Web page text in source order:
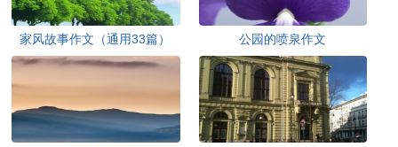
家风故事作文（通用33篇） 公园的喷泉作文